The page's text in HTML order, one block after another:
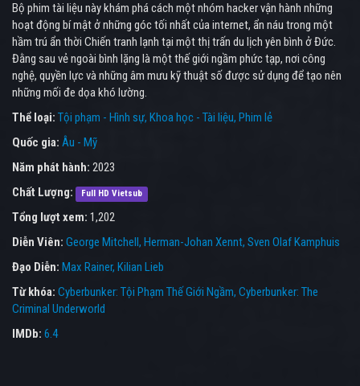
Bộ phim tài liệu này khám phá cách một nhóm hacker vận hành những
hoạt động bí mật ở những góc tối nhất của internet, ẩn náu trong một
hầm trú ẩn thời Chiến tranh lạnh tại một thị trấn du lịch yên bình ở Đức.
Đằng sau vẻ ngoài bình lặng là một thế giới ngầm phức tạp, nơi công
nghệ, quyền lực và những âm mưu kỹ thuật số được sử dụng để tạo nên
những mối đe dọa khó lường.
Thể loại: Tội phạm - Hình sự Khoa học - Tài liệu Phim lẻ
Quốc gia: Âu - Mỹ
Năm phát hành: 2023
Chất Lượng:
Full HD Vietsub
Tổng lượt xem: 1,202
Diễn Viên: George Mitchell Herman-Johan Xennt Sven Olaf Kamphuis
Đạo Diễn: Max Rainer Kilian Lieb
Từ khóa: Cyberbunker: Tội Phạm Thế Giới Ngầm, Cyberbunker: The
Criminal Underworld
IMDb: 6.4